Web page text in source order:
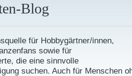
Blog
für Hobbygärtner/innen,
sowie für
die eine sinnvolle
suchen. Auch für Menschen